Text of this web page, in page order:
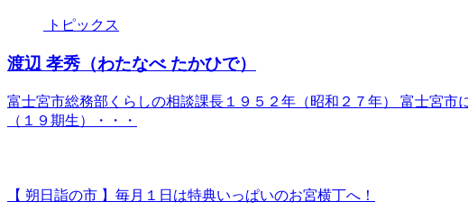
トピックス
渡辺 孝秀（わたなべ たかひで）
富士宮市総務部くらしの相談課長１９５２年（昭和２７年） 富士宮市
（１９期生）・・・
【 朔日詣の市 】毎月１日は特典いっぱいのお宮横丁へ！